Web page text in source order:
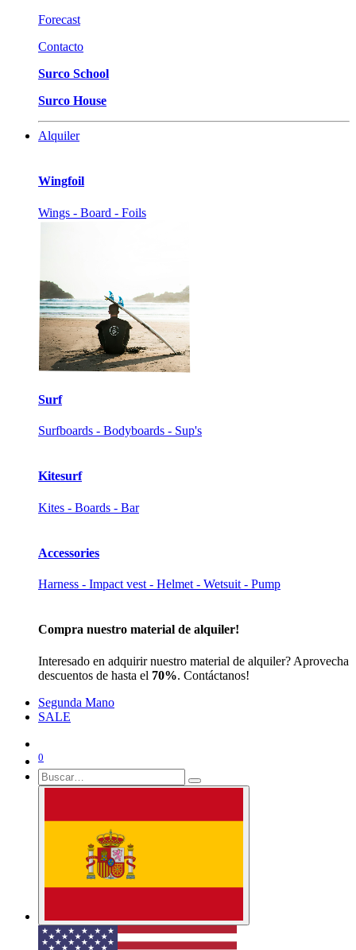
Forecast
Contacto
Surco School
Surco House
Alquiler
Wingfoil
Wings - Board - Foils
Surf
Surfboards - Bodyboards - Sup's
Kitesurf
Kites - Boards - Bar
Accessories
Harness - Impact vest - Helmet - Wetsuit - Pump
Compra nuestro material de alquiler!
Interesado en adquirir nuestro material de alquiler? Aprovecha
descuentos de hasta el 70%. Contáctanos!
Segunda Mano
SALE
0